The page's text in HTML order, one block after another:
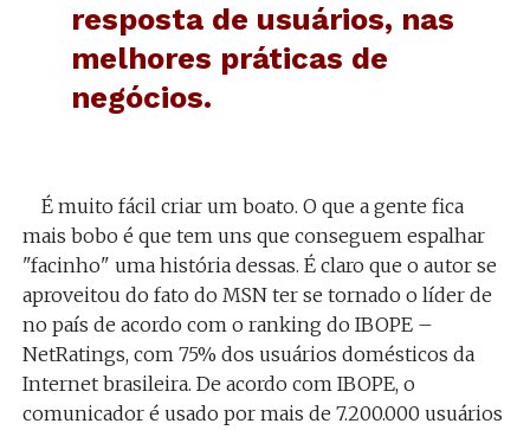
resposta de usuários, nas
melhores práticas de
negócios.
É muito fácil criar um boato. O que a gente fica
mais bobo é que tem uns que conseguem espalhar
"facinho" uma história dessas. É claro que o autor se
aproveitou do fato do MSN ter se tornado o líder de
no país de acordo com o ranking do IBOPE –
NetRatings, com 75% dos usuários domésticos da
Internet brasileira. De acordo com IBOPE, o
comunicador é usado por mais de 7.200.000 usuários